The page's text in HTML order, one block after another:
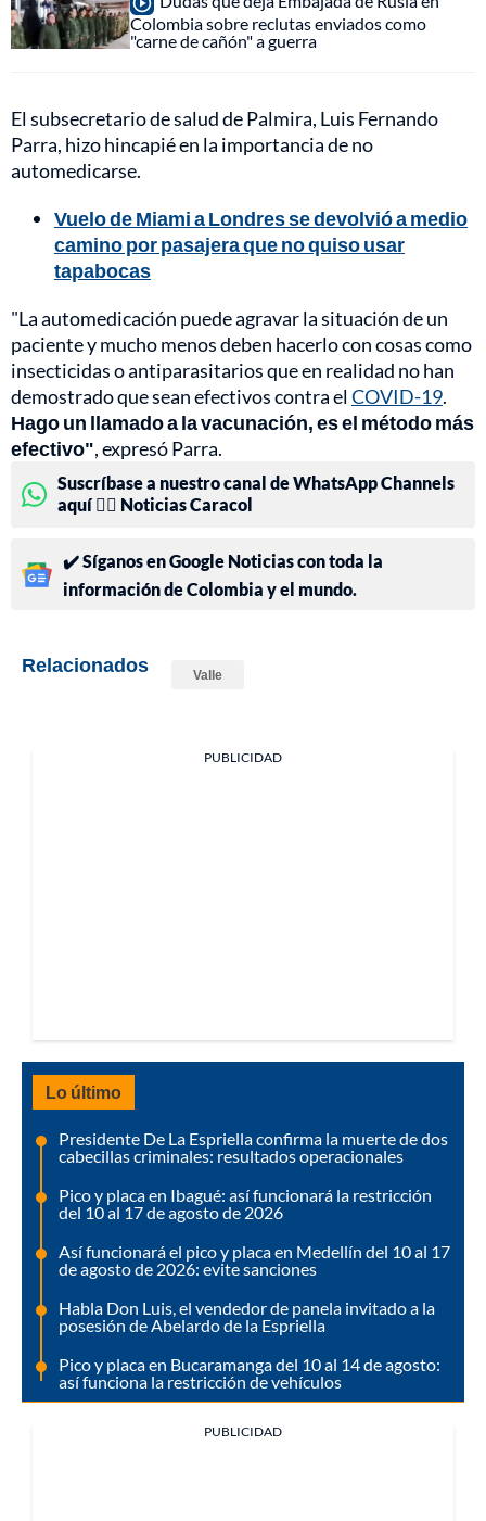
Colombia sobre reclutas enviados como
"carne de cañón" a guerra
El subsecretario de salud de Palmira, Luis Fernando
Parra, hizo hincapié en la importancia de no
automedicarse.
Vuelo de Miami a Londres se devolvió a medio
camino por pasajera que no quiso usar
tapabocas
"La automedicación puede agravar la situación de un
paciente y mucho menos deben hacerlo con cosas como
insecticidas o antiparasitarios que en realidad no han
demostrado que sean efectivos contra elCOVID-19.
Hago un llamado a la vacunación, es el método más
efectivo", expresó Parra.
Suscríbase a nuestro canal de WhatsApp Channels
aquí 👉🏻 Noticias Caracol
✔️ Síganos en Google Noticias con toda la
información de Colombia y el mundo.
Relacionados Valle
PUBLICIDAD
Lo último
Presidente De La Espriella confirma la muerte de dos
cabecillas criminales: resultados operacionales
Pico y placa en Ibagué: así funcionará la restricción
del 10 al 17 de agosto de 2026
Así funcionará el pico y placa en Medellín del 10 al 17
de agosto de 2026: evite sanciones
Habla Don Luis, el vendedor de panela invitado a la
posesión de Abelardo de la Espriella
Pico y placa en Bucaramanga del 10 al 14 de agosto:
así funciona la restricción de vehículos
PUBLICIDAD